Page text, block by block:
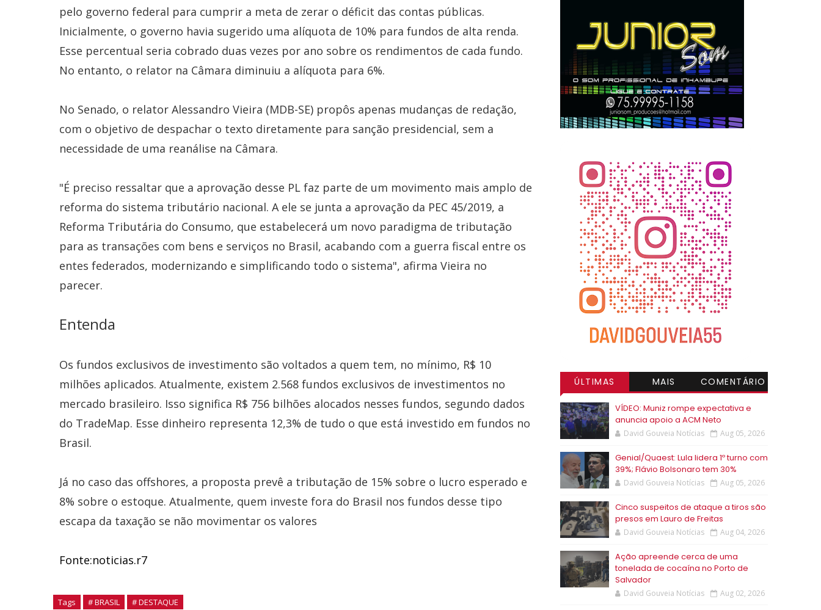
pelo governo federal para cumprir a meta de zerar o déficit das contas públicas.
Inicialmente, o governo havia sugerido uma alíquota de 10% para fundos de alta renda.
Esse percentual seria cobrado duas vezes por ano sobre os rendimentos de cada fundo.
No entanto, o relator na Câmara diminuiu a alíquota para 6%.
No Senado, o relator Alessandro Vieira (MDB-SE) propôs apenas mudanças de redação,
com o objetivo de despachar o texto diretamente para sanção presidencial, sem a
necessidade de uma reanálise na Câmara.
"É preciso ressaltar que a aprovação desse PL faz parte de um movimento mais amplo de
reforma do sistema tributário nacional. A ele se junta a aprovação da PEC 45/2019, a
Reforma Tributária do Consumo, que estabelecerá um novo paradigma de tributação
para as transações com bens e serviços no Brasil, acabando com a guerra fiscal entre os
entes federados, modernizando e simplificando todo o sistema", afirma Vieira no
parecer.
Entenda
Os fundos exclusivos de investimento são voltados a quem tem, no mínimo, R$ 10
milhões aplicados. Atualmente, existem 2.568 fundos exclusivos de investimentos no
mercado brasileiro. Isso significa R$ 756 bilhões alocados nesses fundos, segundo dados
do TradeMap. Esse dinheiro representa 12,3% de tudo o que está investido em fundos no
Brasil.
Já no caso das offshores, a proposta prevê a tributação de 15% sobre o lucro esperado e
8% sobre o estoque. Atualmente, quem investe fora do Brasil nos fundos desse tipo
escapa da taxação se não movimentar os valores
Fonte:noticias.r7
Tags # BRASIL # DESTAQUE
ÚLTIMAS
MAIS
COMENTÁRIO
VÍDEO: Muniz rompe expectativa e
anuncia apoio a ACM Neto
David Gouveia Notícias Aug 05, 2026
Genial/Quaest: Lula lidera 1º turno com
39%; Flávio Bolsonaro tem 30%
David Gouveia Notícias Aug 05, 2026
Cinco suspeitos de ataque a tiros são
presos em Lauro de Freitas
David Gouveia Notícias Aug 04, 2026
Ação apreende cerca de uma
tonelada de cocaína no Porto de
Salvador
David Gouveia Notícias Aug 02, 2026